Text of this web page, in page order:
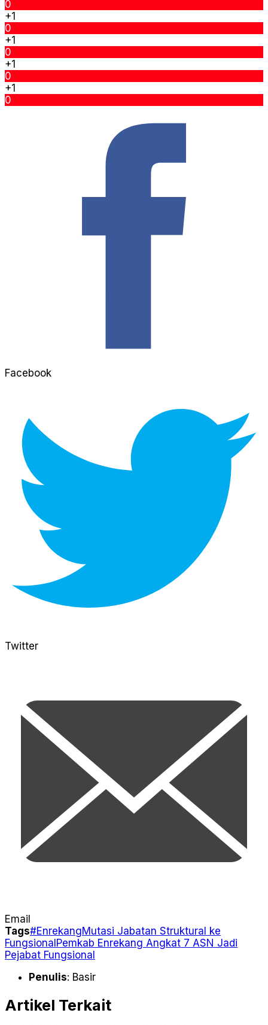
0
+1
0
+1
0
+1
0
+1
0
Facebook
Twitter
Email
Tags#EnrekangMutasi Jabatan Struktural ke
FungsionalPemkab Enrekang Angkat 7 ASN Jadi
Pejabat Fungsional
Penulis: Basir
Artikel Terkait